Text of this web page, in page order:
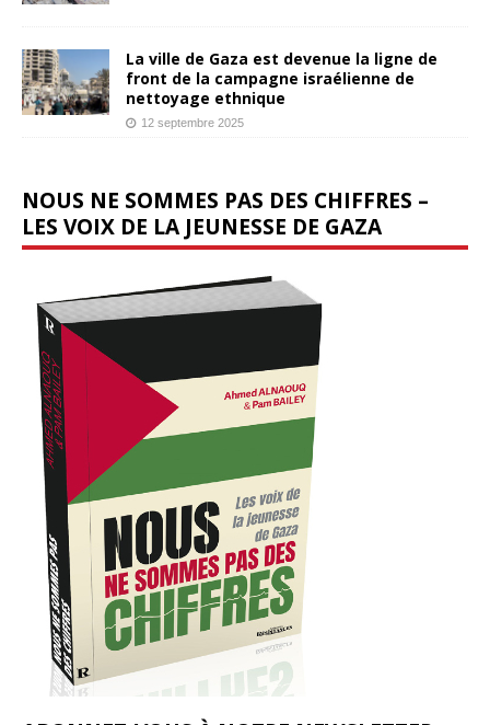
La ville de Gaza est devenue la ligne de
front de la campagne israélienne de
nettoyage ethnique
12 septembre 2025
NOUS NE SOMMES PAS DES CHIFFRES –
LES VOIX DE LA JEUNESSE DE GAZA